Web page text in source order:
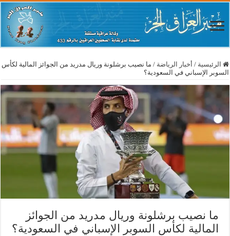
الرئيسية / أخبار الرياضة / ما نصيب برشلونة وريال مدريد من الجوائز المالية لكأس
السوبر الإسباني في السعودية؟
ما نصيب برشلونة وريال مدريد من الجوائز
المالية لكأس السوبر الإسباني في السعودية؟